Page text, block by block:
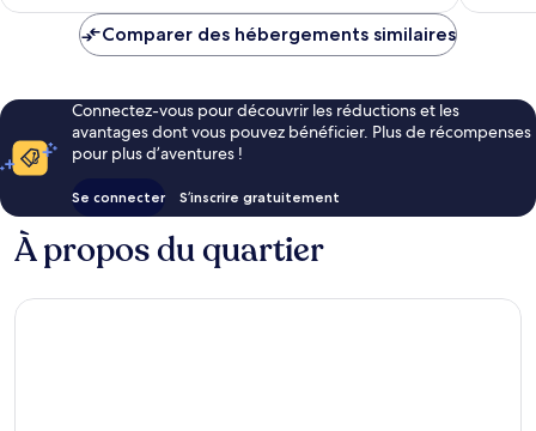
de
Comparer des hébergements similaires
Connectez-vous pour découvrir les réductions et les
avantages dont vous pouvez bénéficier. Plus de récompenses
pour plus d’aventures !
Se connecter S’inscrire gratuitement
À propos du quartier